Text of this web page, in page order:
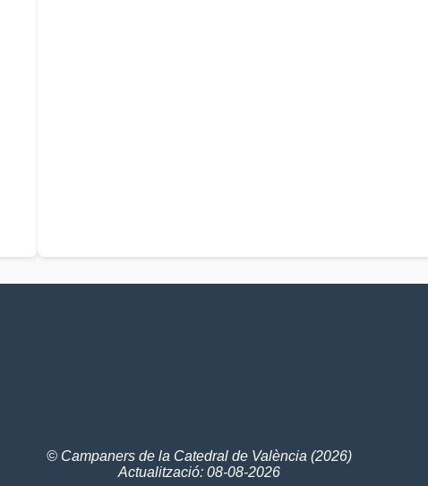
© Campaners de la Catedral de València (2026)
Actualització: 08-08-2026